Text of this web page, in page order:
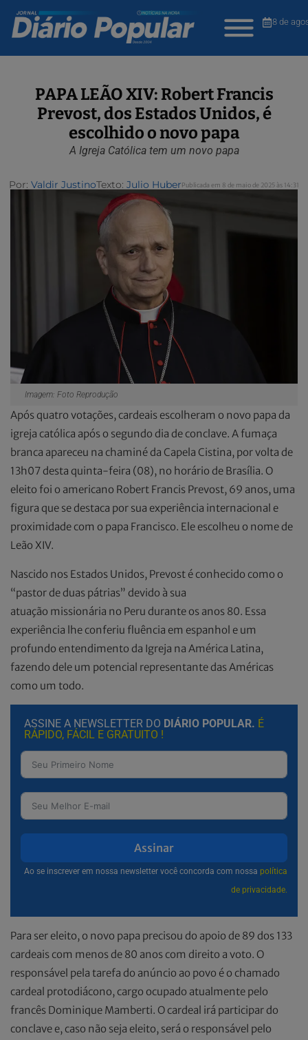
8 de
PAPA LEÃO XIV: Robert Francis
Prevost, dos Estados Unidos, é
escolhido o novo papa
A Igreja Católica tem um novo papa
Por: Valdir JustinoTexto: Julio HuberPublicada em 8 de maio de 2025 às 14:31
Imagem: Foto Reprodução
Após quatro votações, cardeais escolheram o novo papa da
igreja católica após o segundo dia de conclave. A fumaça
branca apareceu na chaminé da Capela Cistina, por volta de
13h07 desta quinta-feira (08), no horário de Brasília. O
eleito foi o americano Robert Francis Prevost, 69 anos, uma
figura que se destaca por sua experiência internacional e
proximidade com o papa Francisco. Ele escolheu o nome de
Leão XIV.
Nascido nos Estados Unidos, Prevost é conhecido como o
“pastor de duas pátrias” devido à sua
atuação missionária no Peru durante os anos 80. Essa
experiência lhe conferiu fluência em espanhol e um
profundo entendimento da Igreja na América Latina,
fazendo dele um potencial representante das Américas
como um todo.
ASSINE A NEWSLETTER DO DIÁRIO POPULAR. É
RÁPIDO, FÁCIL E GRATUITO !
Assinar
Ao se inscrever em nossa newsletter você concorda com nossa política
de privacidade.
Para ser eleito, o novo papa precisou do apoio de 89 dos 133
cardeais com menos de 80 anos com direito a voto. O
responsável pela tarefa do anúncio ao povo é o chamado
cardeal protodiácono, cargo ocupado atualmente pelo
francês Dominique Mamberti. O cardeal irá participar do
conclave e, caso não seja eleito, será o responsável pelo